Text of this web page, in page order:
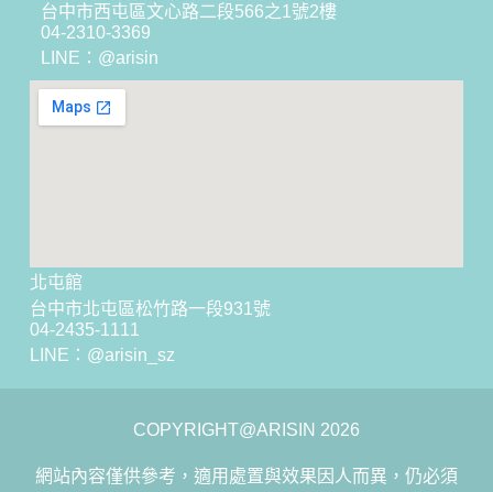
台中市西屯區文心路二段566之1號2樓
04-2310-3369
LINE：@arisin
北屯館
台中市北屯區松竹路一段931號
04-2435-1111
LINE： @arisin_sz
COPYRIGHT@ARISIN 2026
網站內容僅供參考，適用處置與效果因人而異，仍必須